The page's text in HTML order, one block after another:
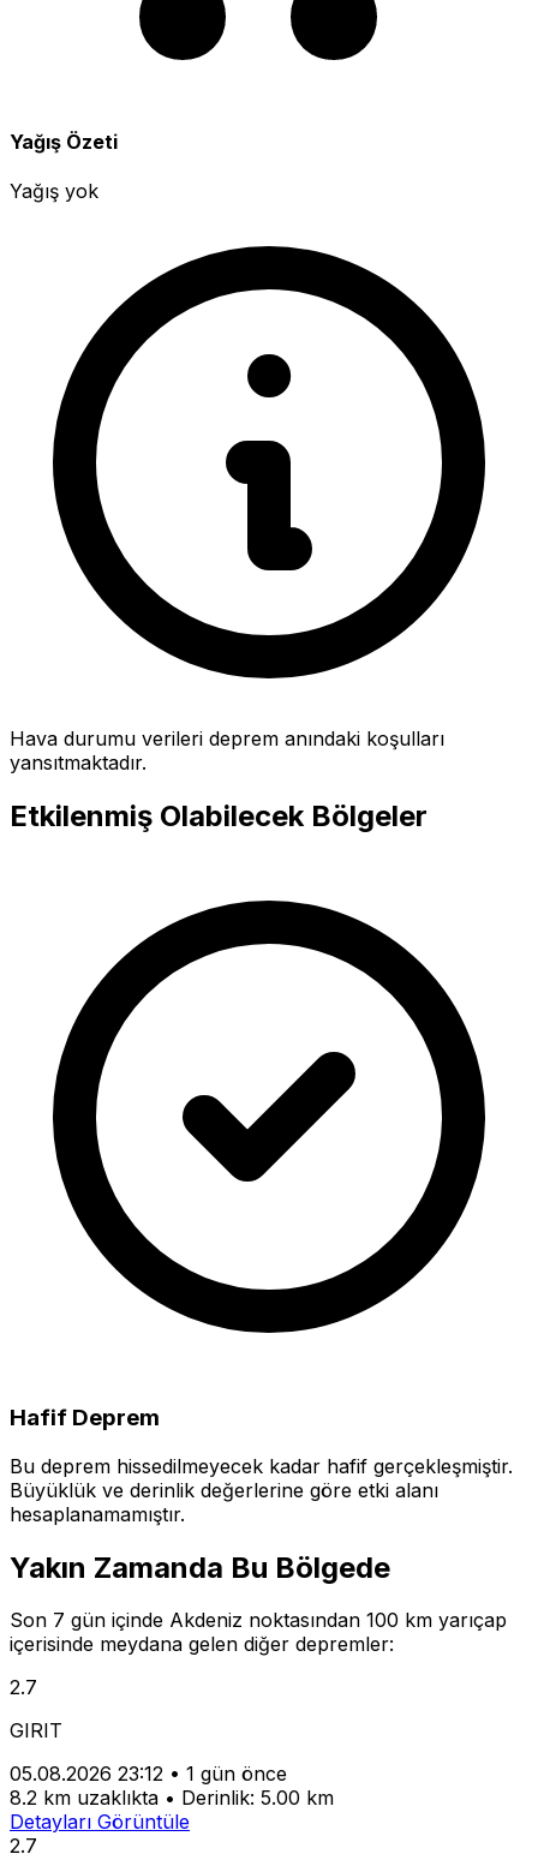
Yağış Özeti
Yağış yok
Hava durumu verileri deprem anındaki koşulları
yansıtmaktadır.
Etkilenmiş Olabilecek Bölgeler
Hafif Deprem
Bu deprem hissedilmeyecek kadar hafif gerçekleşmiştir.
Büyüklük ve derinlik değerlerine göre etki alanı
hesaplanamamıştır.
Yakın Zamanda Bu Bölgede
Son 7 gün içinde Akdeniz noktasından 100 km yarıçap
içerisinde meydana gelen diğer depremler:
2.7
GIRIT
05.08.2026 23:12 • 1 gün önce
8.2 km uzaklıkta • Derinlik: 5.00 km
Detayları Görüntüle
2.7